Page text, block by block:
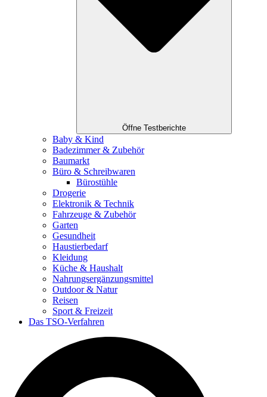
Öffne Testberichte
Baby & Kind
Badezimmer & Zubehör
Baumarkt
Büro & Schreibwaren
Bürostühle
Drogerie
Elektronik & Technik
Fahrzeuge & Zubehör
Garten
Gesundheit
Haustierbedarf
Kleidung
Küche & Haushalt
Nahrungsergänzungsmittel
Outdoor & Natur
Reisen
Sport & Freizeit
Das TSO-Verfahren